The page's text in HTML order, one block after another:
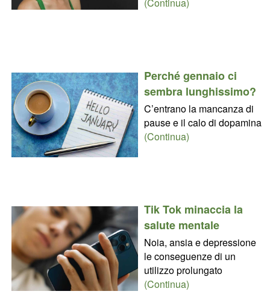
Perché gennaio ci
sembra lunghissimo?
C’entrano la mancanza di
pause e il calo di dopamina
(Continua)
Tik Tok minaccia la
salute mentale
Noia, ansia e depressione
le conseguenze di un
utilizzo prolungato
(Continua)